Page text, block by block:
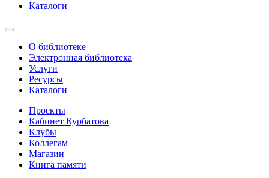
Каталоги
О библиотеке
Электронная библиотека
Услуги
Ресурсы
Каталоги
Проекты
Кабинет Курбатова
Клубы
Коллегам
Магазин
Книга памяти